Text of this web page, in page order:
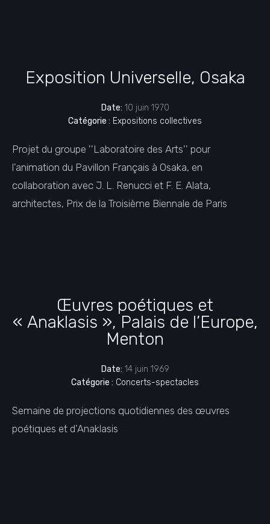
Exposition Universelle, Osaka
Date: 10 juin 1970
Catégorie : Expositions collectives
Projet du groupe ''Laboratoire des Arts'' pour
l'animation du Pavillon Français à Osaka, en
collaboration avec J. L. Renucci et F. E. Alata,
architectes, Prix de la Troisième Biennale de Paris
Œuvres poétiques et
« Anaklasis », Palais de l’Europe,
Menton
Date: 14 juin 1969
Catégorie : Concerts-spectacles
Semaine de projections quotidiennes des œuvres
poétiques et d'Anaklasis